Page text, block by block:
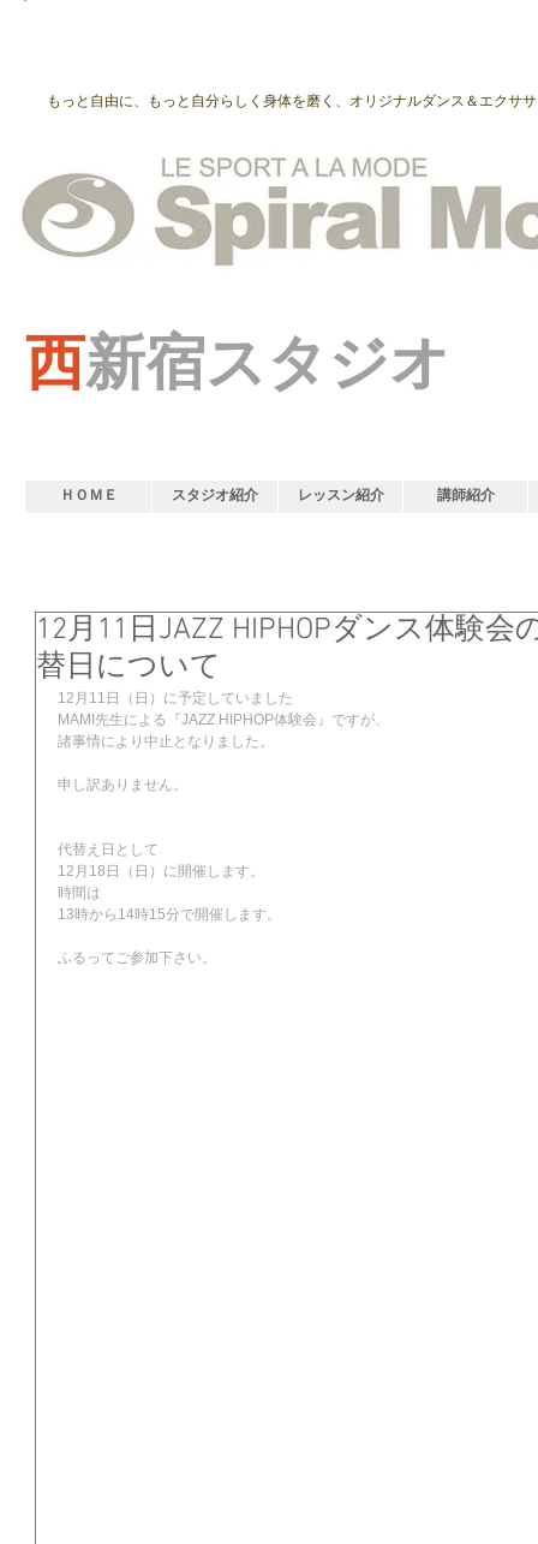
もっと自由に、もっと自分らしく身体を磨く、オリジナルダンス＆エクサ
西新宿スタジオ
ＨＯＭＥ スタジオ紹介 レッスン紹介 講師紹介
12月11日JAZZ HIPHOPダンス体験会
替日について
12月11日（日）に予定していました
MAMI先生による『JAZZ HIPHOP体験会』ですが、
諸事情により中止となりました。
申し訳ありません。
代替え日として
12月18日（日）に開催します。
時間は
13時から14時15分で開催します。
ふるってご参加下さい。